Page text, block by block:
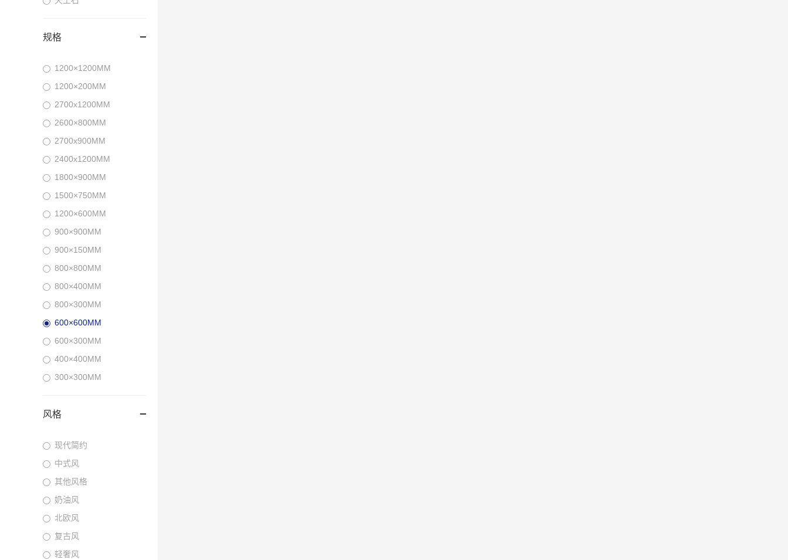
规格
1200×1200MM
1200×200MM
2700x1200MM
2600×800MM
2700x900MM
2400x1200MM
1800×900MM
1500×750MM
1200×600MM
900×900MM
900×150MM
800×800MM
800×400MM
800×300MM
600×600MM
600×300MM
400×400MM
300×300MM
风格
现代简约
中式风
其他风格
奶油风
北欧风
复古风
轻奢风